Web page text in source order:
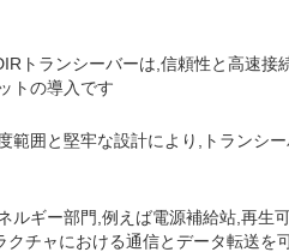
トランシーバーは,信頼性と高速
トの導入です
範囲と堅牢な設計により,トランシ
ルギー部門,例えば電源補給站,再
チャにおける通信とデータ転送を